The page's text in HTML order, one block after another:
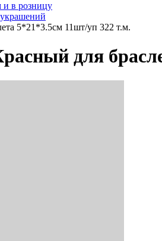
и в розницу
5*21*3.5см 11шт/уп 322 т.м.
для